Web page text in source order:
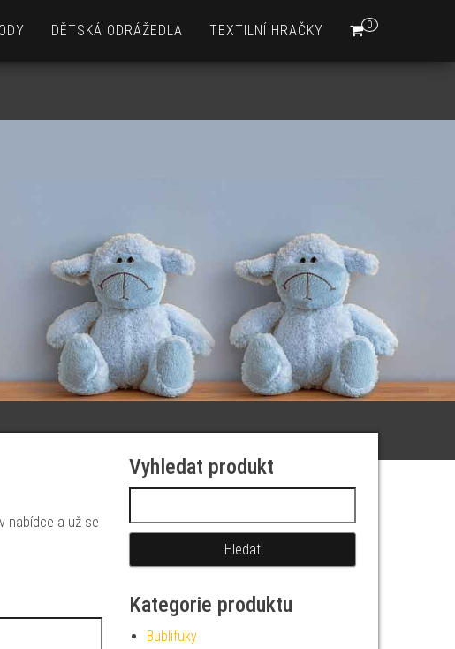
0
DĚTSKÁ ODRÁŽEDLA TEXTILNÍ HRAČKY
nabídce a už se
Vyhledat produkt
Kategorie produktu
Bublifuky